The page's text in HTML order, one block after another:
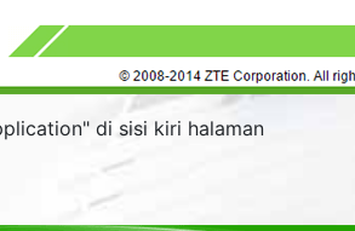
" di sisi kiri halaman